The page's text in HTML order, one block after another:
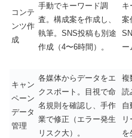
コンテ
ンツ作
成
手動でキーワード調
査。構成案を作成し、
執筆。SNS投稿も別途
作成（4〜6時間）。
キ
案
ー
キャン
ペーン
データ
管理
各媒体からデータをエ
クスポート。目視で命
名規則を確認し、手作
業で修正（エラー発生
リスク大）。
複
読
自
を